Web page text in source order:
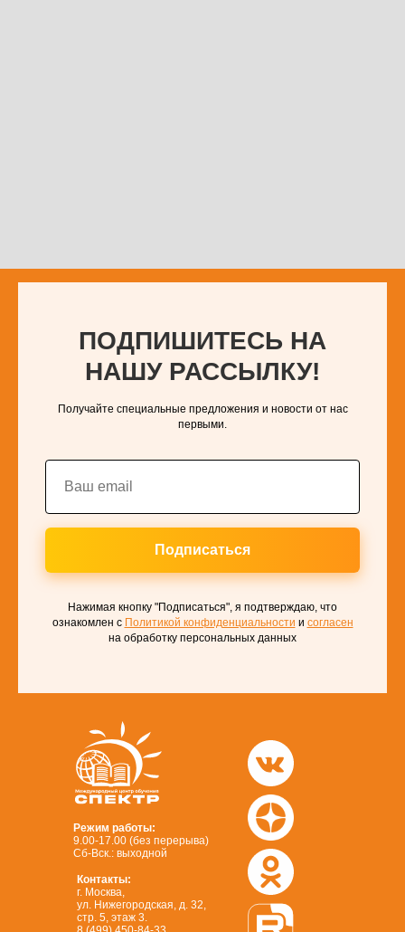
ПОДПИШИТЕСЬ НА
НАШУ РАССЫЛКУ!
Получайте специальные предложения и новости от нас
первыми.
Подписаться
Нажимая кнопку "Подписаться", я подтверждаю, что
ознакомлен с Политикой конфиденциальности и согласен
на обработку персональных данных
Режим работы:
9.00-17.00 (без перерыва)
Сб-Вск.: выходной
Контакты:
г. Москва,
ул. Нижегородская, д. 32,
стр. 5, этаж 3.